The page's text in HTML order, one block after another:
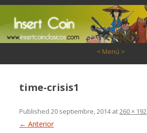
< Menú >
time-crisis1
Published20 septiembre, 2014at260 × 192
← Anterior